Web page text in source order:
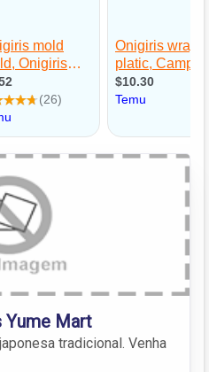
Yume Mart
tradicional. Venha